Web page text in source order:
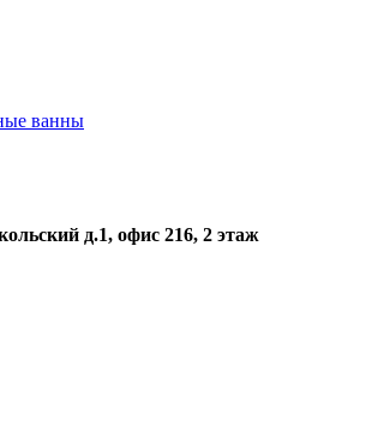
ванны
д.1, офис 216, 2 этаж